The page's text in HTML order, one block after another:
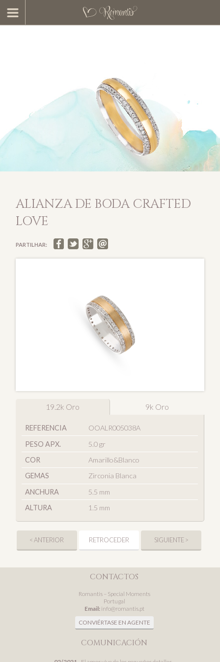
ALIANZA DE BODA CRAFTED
LOVE
PARTILHAR:
19.2k Oro 9k Oro
REFERENCIA
OOALR005038A
PESO APX.
5.0 gr
COR
Amarillo&Blanco
GEMAS
Zirconia Blanca
ANCHURA
5.5 mm
ALTURA
1.5 mm
< ANTERIOR RETROCEDER SIGUIENTE >
CONTACTOS
Romantis – Special Moments
Portugal
Email: info@romantis.pt
CONVIÉRTASE EN AGENTE
COMUNICACIÓN